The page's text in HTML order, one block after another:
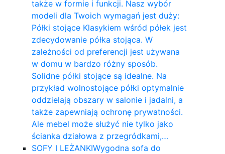
także w formie i funkcji. Nasz wybór
modeli dla Twoich wymagań jest duży:
Półki stojące Klasykiem wśród półek jest
zdecydowanie półka stojąca. W
zależności od preferencji jest używana
w domu w bardzo różny sposób.
Solidne półki stojące są idealne. Na
przykład wolnostojące półki optymalnie
oddzielają obszary w salonie i jadalni, a
także zapewniają ochronę prywatności.
Ale mebel może służyć nie tylko jako
ścianka działowa z przegródkami,…
SOFY I LEŻANKIWygodna sofa do